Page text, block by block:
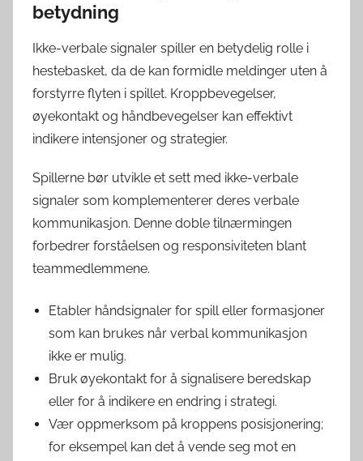
betydning
Ikke-verbale signaler spiller en betydelig rolle i
hestebasket, da de kan formidle meldinger uten å
forstyrre flyten i spillet. Kroppbevegelser,
øyekontakt og håndbevegelser kan effektivt
indikere intensjoner og strategier.
Spillerne bør utvikle et sett med ikke-verbale
signaler som komplementerer deres verbale
kommunikasjon. Denne doble tilnærmingen
forbedrer forståelsen og responsiviteten blant
teammedlemmene.
Etabler håndsignaler for spill eller formasjoner
som kan brukes når verbal kommunikasjon
ikke er mulig.
Bruk øyekontakt for å signalisere beredskap
eller for å indikere en endring i strategi.
Vær oppmerksom på kroppens posisjonering;
for eksempel kan det å vende seg mot en